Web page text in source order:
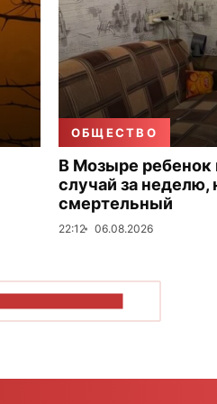
ОБЩЕСТВО
В Мозыре ребенок
случай за неделю,
смертельный
22:12 06.08.2026